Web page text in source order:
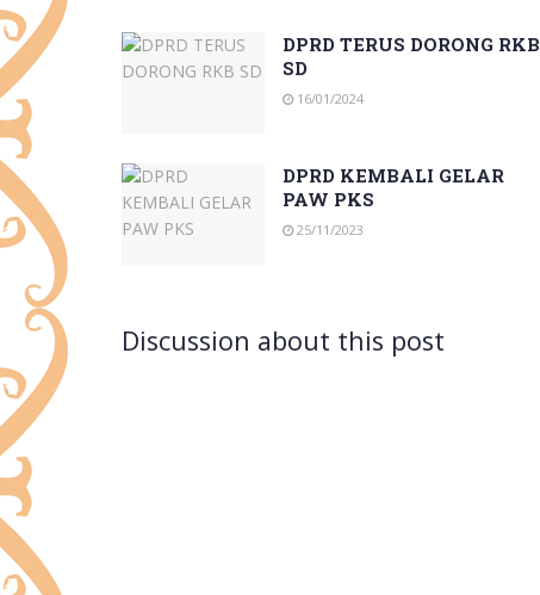
DPRD TERUS DORONG RKB
SD
16/01/2024
DPRD KEMBALI GELAR
PAW PKS
25/11/2023
Discussion about this post